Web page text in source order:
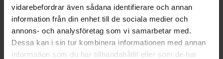
vidarebefordrar även sådana identifierare och annan
information från din enhet till de sociala medier och
annons- och analysföretag som vi samarbetar med.
Dessa kan i sin tur kombinera informationen med annan
information som du har tillhandahållit eller som de har